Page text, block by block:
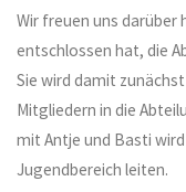
Wir freuen uns darüber
entschlossen hat, die
Sie wird damit
Mitgliedern in die
mit Antje und Basti
Jugendbereich leiten.